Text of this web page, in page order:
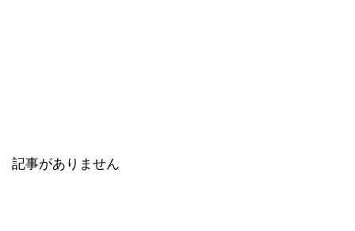
記事がありません